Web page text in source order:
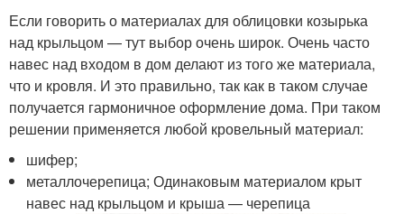
Если говорить о материалах для облицовки козырька
над крыльцом — тут выбор очень широк. Очень часто
навес над входом в дом делают из того же материала,
что и кровля. И это правильно, так как в таком случае
получается гармоничное оформление дома. При таком
решении применяется любой кровельный материал:
шифер;
металлочерепица; Одинаковым материалом крыт
навес над крыльцом и крыша — черепица